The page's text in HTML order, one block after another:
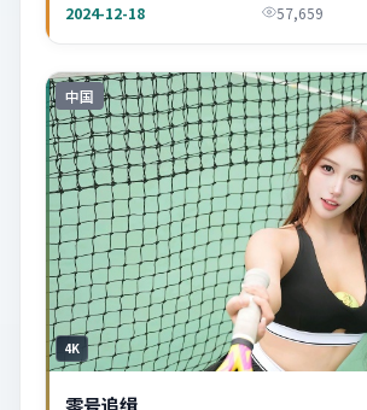
2024-12-18 57,659
中国
4K
零号追缉